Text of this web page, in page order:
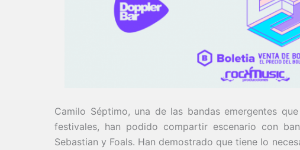
Camilo Séptimo, una de las bandas emergentes
festivales, han podido compartir escenario con
Sebastian y Foals. Han demostrado que tiene lo